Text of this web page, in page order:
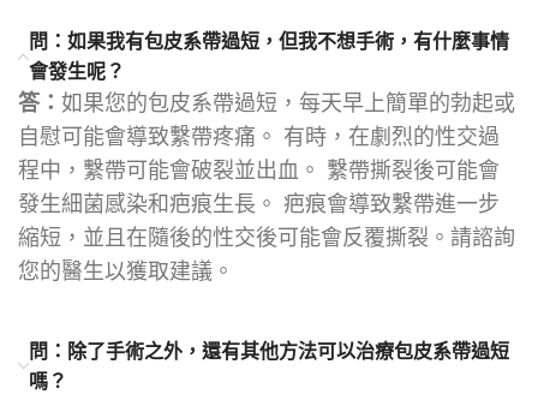
問：如果我有包皮系帶過短，但我不想手術，有什麼事情
會發生呢？
答： 如果您的包皮系帶過短，每天早上簡單的勃起或
自慰可能會導致繫帶疼痛。 有時，在劇烈的性交過
程中，繫帶可能會破裂並出血。 繫帶撕裂後可能會
發生細菌感染和疤痕生長。 疤痕會導致繫帶進一步
縮短，並且在隨後的性交後可能會反覆撕裂。請諮詢
您的醫生以獲取建議。
問：除了手術之外，還有其他方法可以治療包皮系帶過短
嗎？